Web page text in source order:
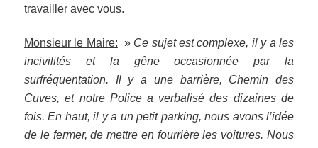
travailler avec vous.
Monsieur le Maire: » Ce sujet est complexe, il y a les
incivilités et la gêne occasionnée par la
surfréquentation. Il y a une barrière, Chemin des
Cuves, et notre Police a verbalisé des dizaines de
fois. En haut, il y a un petit parking, nous avons l’idée
de le fermer, de mettre en fourrière les voitures. Nous